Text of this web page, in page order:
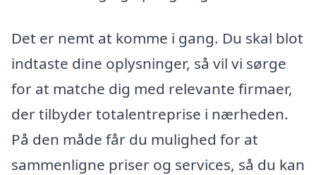
Det er nemt at komme i gang. Du skal blot
indtaste dine oplysninger, så vil vi sørge
for at matche dig med relevante firmaer,
der tilbyder totalentreprise i nærheden.
På den måde får du mulighed for at
sammenligne priser og services, så du kan